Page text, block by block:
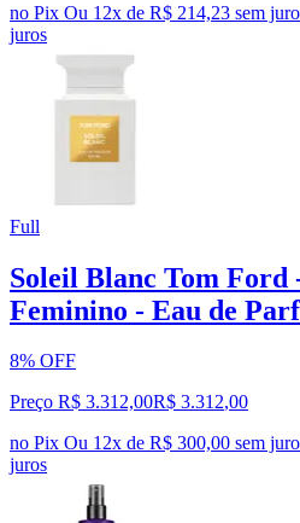
no Pix Ou 12x de R$ 214,23 sem
juros
Full
Soleil Blanc Tom Ford
Feminino - Eau de
8% OFF
Preço R$ 3.312,00R$ 3.312,00
no Pix Ou 12x de R$ 300,00 sem
juros